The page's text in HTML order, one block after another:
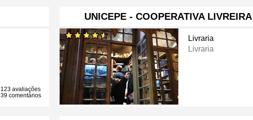
123 avaliações
39 comentários
UNICEPE - COOPERATIVA
Livraria
Livraria